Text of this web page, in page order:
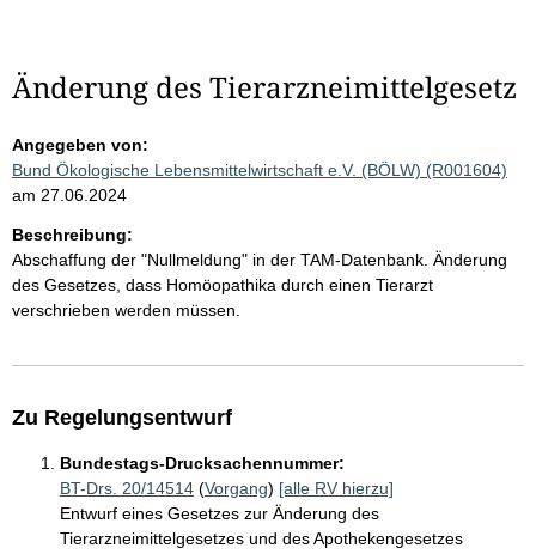
Änderung des Tierarzneimittelgesetz
Angegeben von:
Bund Ökologische Lebensmittelwirtschaft e.V. (BÖLW) (R001604)
am 27.06.2024
Beschreibung:
Abschaffung der "Nullmeldung" in der TAM-Datenbank. Änderung
des Gesetzes, dass Homöopathika durch einen Tierarzt
verschrieben werden müssen.
Zu Regelungsentwurf
Bundestags-Drucksachennummer:
BT-Drs. 20/14514 (Vorgang) [alle RV hierzu]
Entwurf eines Gesetzes zur Änderung des
Tierarzneimittelgesetzes und des Apothekengesetzes